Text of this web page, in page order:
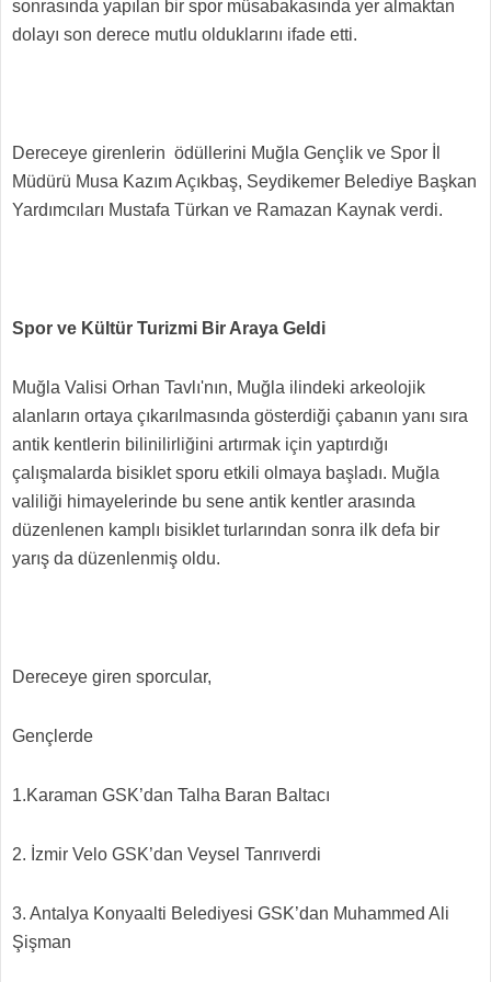
sonrasında yapılan bir spor müsabakasında yer almaktan
dolayı son derece mutlu olduklarını ifade etti.
Dereceye girenlerin ödüllerini Muğla Gençlik ve Spor İl
Müdürü Musa Kazım Açıkbaş, Seydikemer Belediye Başkan
Yardımcıları Mustafa Türkan ve Ramazan Kaynak verdi.
Spor ve Kültür Turizmi Bir Araya Geldi
Muğla Valisi Orhan Tavlı'nın, Muğla ilindeki arkeolojik
alanların ortaya çıkarılmasında gösterdiği çabanın yanı sıra
antik kentlerin bilinilirliğini artırmak için yaptırdığı
çalışmalarda bisiklet sporu etkili olmaya başladı. Muğla
valiliği himayelerinde bu sene antik kentler arasında
düzenlenen kamplı bisiklet turlarından sonra ilk defa bir
yarış da düzenlenmiş oldu.
Dereceye giren sporcular,
Gençlerde
1.Karaman GSK’dan Talha Baran Baltacı
2. İzmir Velo GSK’dan Veysel Tanrıverdi
3. Antalya Konyaalti Belediyesi GSK’dan Muhammed Ali
Şişman